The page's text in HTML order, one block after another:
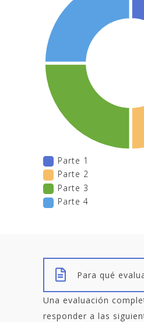
Parte 1
Parte 2
Parte 3
Parte 4
Para qué
Una evaluación
responder a las